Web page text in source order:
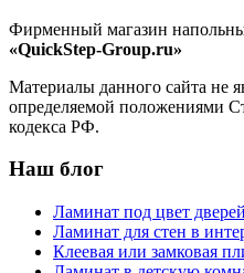
Фирменный магазин
«QuickStep-Group.ru»
Материалы данного сайта не
определяемой положениями
кодекса РФ.
Наш блог
Ламинат под цвет
Ламинат для стен в
Клеевая или замковая